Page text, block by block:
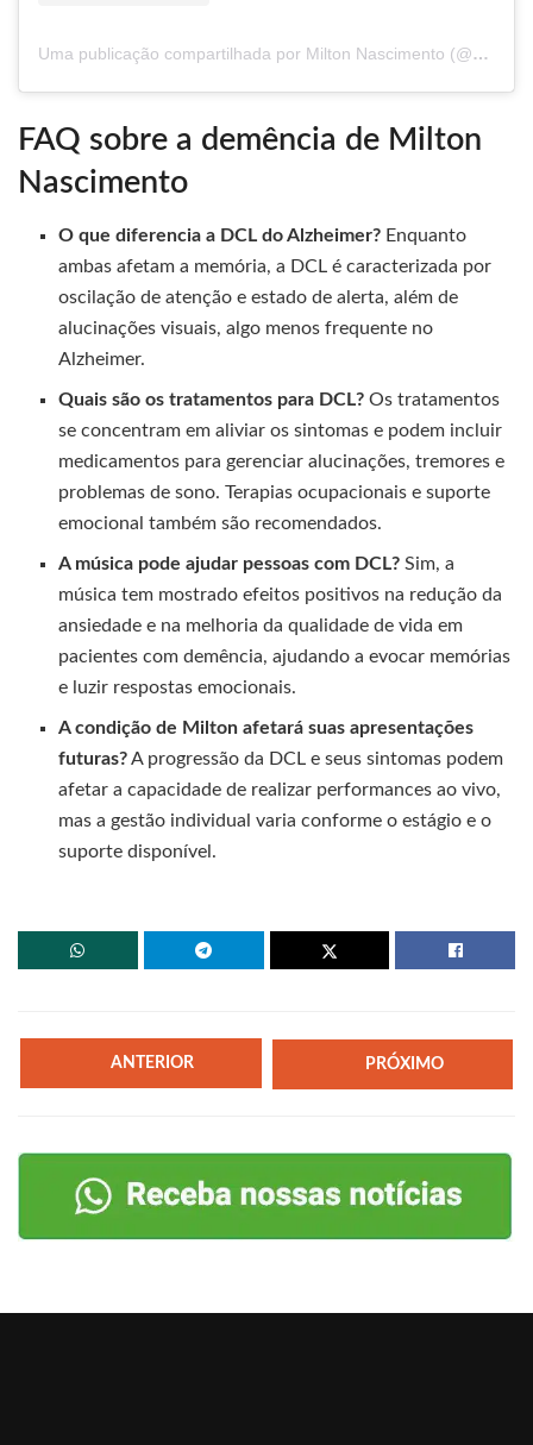
Uma publicação compartilhada por Milton Nascimento (@miltonbitucanascimento)
FAQ sobre a demência de Milton
Nascimento
O que diferencia a DCL do Alzheimer? Enquanto
ambas afetam a memória, a DCL é caracterizada por
oscilação de atenção e estado de alerta, além de
alucinações visuais, algo menos frequente no
Alzheimer.
Quais são os tratamentos para DCL? Os tratamentos
se concentram em aliviar os sintomas e podem incluir
medicamentos para gerenciar alucinações, tremores e
problemas de sono. Terapias ocupacionais e suporte
emocional também são recomendados.
A música pode ajudar pessoas com DCL? Sim, a
música tem mostrado efeitos positivos na redução da
ansiedade e na melhoria da qualidade de vida em
pacientes com demência, ajudando a evocar memórias
e luzir respostas emocionais.
A condição de Milton afetará suas apresentações
futuras?A progressão da DCL e seus sintomas podem
afetar a capacidade de realizar performances ao vivo,
mas a gestão individual varia conforme o estágio e o
suporte disponível.
ANTERIOR PRÓXIMO